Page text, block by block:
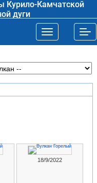
Курило-Камчатской
дуги
Toggle
18/9/2022